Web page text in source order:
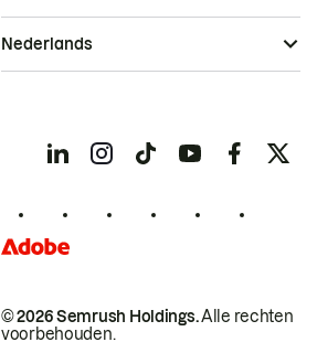
© 2026 Semrush Holdings.Alle rechten
voorbehouden.
Nederlands